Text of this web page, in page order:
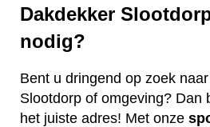
Dakdekker
nodig?
Bent u dringend op zoek
Slootdorp of omgeving? Dan
het juiste adres! Met onze